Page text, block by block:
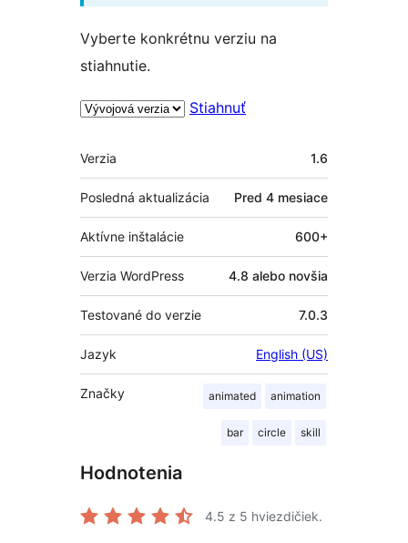
Vyberte konkrétnu verziu na
stiahnutie.
Stiahnuť
Meta
Verzia 1.6
Posledná aktualizácia Pred 4 mesiace
Aktívne inštalácie 600+
Verzia WordPress 4.8 alebo novšia
Testované do verzie 7.0.3
Jazyk English (US)
Značky animated animation
bar circle skill
Hodnotenia
4.5 z 5 hviezdičiek.